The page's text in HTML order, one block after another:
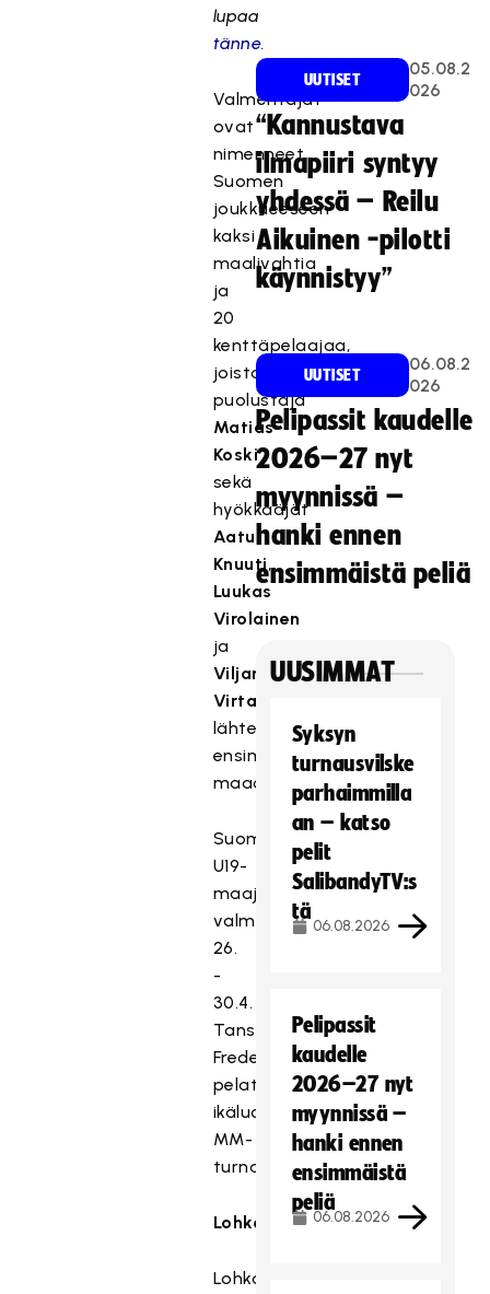
lupaa
tänne.
Valmentajat
ovat
nimenneet
Suomen
joukkueeseen
kaksi
maalivahtia
ja
20
kenttäpelaajaa,
joista
puolustaja
Matias
Koski
sekä
hyökkääjät
Aatu
Knuuti,
Luukas
Virolainen
ja
Viljami
Virtanen
lähtevät
ensimmäisiin
maaotteluihinsa.
Suomen
U19-
maajoukkue
valmistautuu
26.
-
30.4.
Tanskan
Frederikshavnissa
pelattavaan
ikäluokan
MM-
turnaukseen.
Lohkojako:
Lohko
UUTISET
05.08.2
026
“Kannustava
ilmapiiri syntyy
yhdessä – Reilu
Aikuinen -pilotti
käynnistyy”
UUTISET
06.08.2
026
Pelipassit kaudelle
2026–27 nyt
myynnissä –
hanki ennen
ensimmäistä peliä
UUSIMMAT
Syksyn
turnausvilske
parhaimmilla
an – katso
pelit
SalibandyTV:s
tä
06.08.2026
Pelipassit
kaudelle
2026–27 nyt
myynnissä –
hanki ennen
ensimmäistä
peliä
06.08.2026